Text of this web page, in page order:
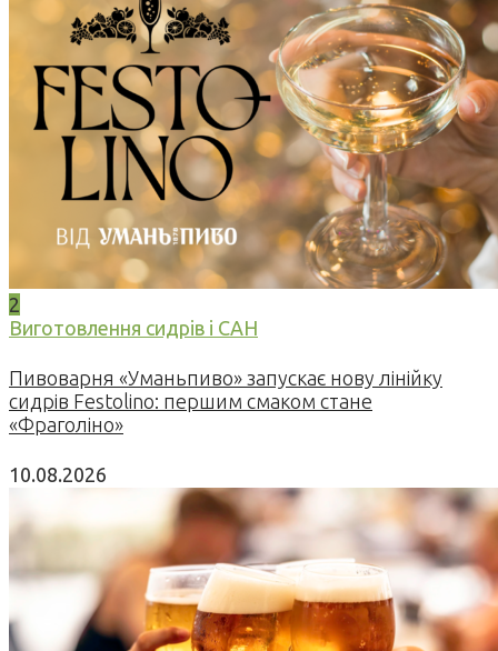
2
Виготовлення сидрів і САН
Пивоварня «Уманьпиво» запускає нову лінійку
сидрів Festolino: першим смаком стане
«Фраголіно»
10.08.2026